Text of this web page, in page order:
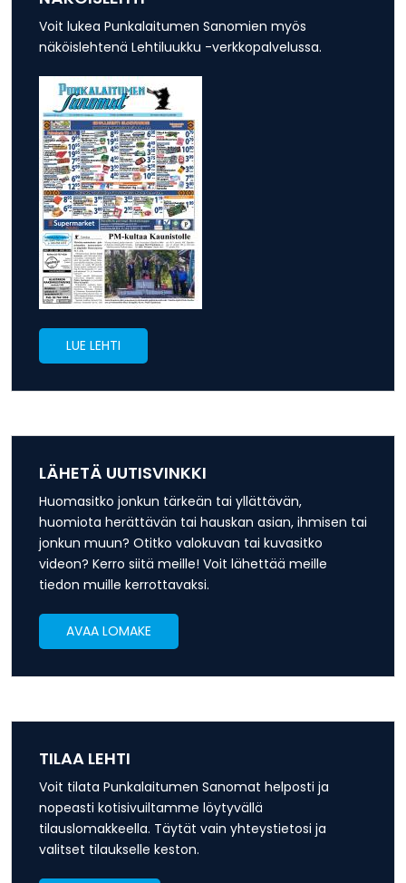
Voit lukea Punkalaitumen Sanomien myös
näköislehtenä Lehtiluukku -verkkopalvelussa.
LUE LEHTI
LÄHETÄ UUTISVINKKI
Huomasitko jonkun tärkeän tai yllättävän,
huomiota herättävän tai hauskan asian, ihmisen tai
jonkun muun? Otitko valokuvan tai kuvasitko
videon? Kerro siitä meille! Voit lähettää meille
tiedon muille kerrottavaksi.
AVAA LOMAKE
TILAA LEHTI
Voit tilata Punkalaitumen Sanomat helposti ja
nopeasti kotisivuiltamme löytyvällä
tilauslomakkeella. Täytät vain yhteystietosi ja
valitset tilaukselle keston.